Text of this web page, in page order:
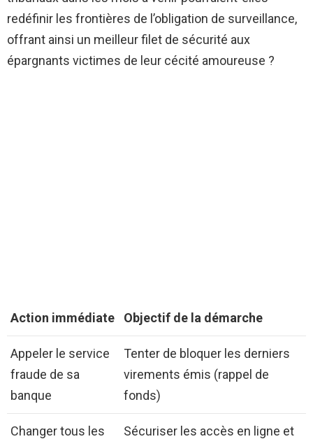
redéfinir les frontières de l’obligation de surveillance,
offrant ainsi un meilleur filet de sécurité aux
épargnants victimes de leur cécité amoureuse ?
Action immédiate Objectif de la démarche
Appeler le service
fraude de sa
banque
Tenter de bloquer les derniers
virements émis (rappel de
fonds)
Changer tous les
Sécuriser les accès en ligne et